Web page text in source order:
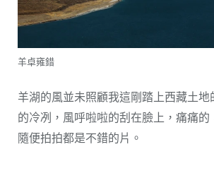
羊卓雍錯
羊湖的風並未照顧我這剛踏上西藏土
的冷冽，風呼啦啦的刮在臉上，痛痛的
隨便拍拍都是不錯的片。